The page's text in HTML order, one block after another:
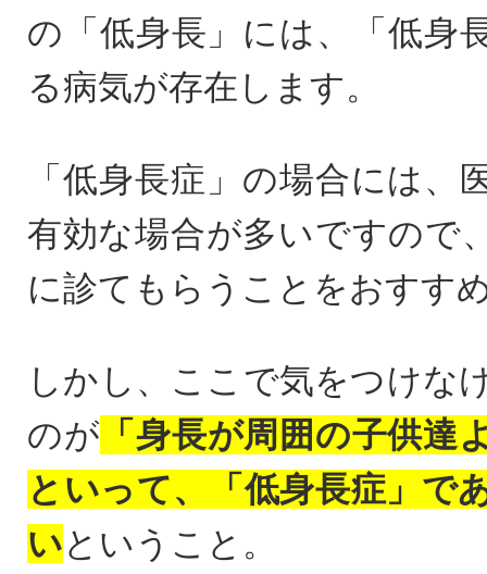
の「低身長」には、「低身
る病気が存在します。
「低身長症」の場合には、
有効な場合が多いですので
に診てもらうことをおすす
しかし、ここで気をつけな
のが 「身長が周囲の子供達
といって、「低身長症」で
いということ。